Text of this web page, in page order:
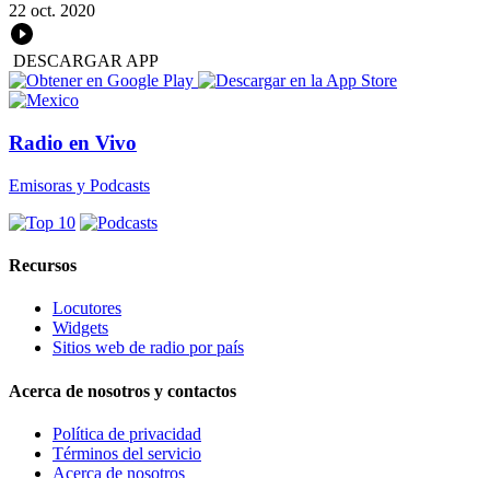
22 oct. 2020
DESCARGAR APP
Radio en Vivo
Emisoras y Podcasts
Recursos
Locutores
Widgets
Sitios web de radio por país
Acerca de nosotros y contactos
Política de privacidad
Términos del servicio
Acerca de nosotros